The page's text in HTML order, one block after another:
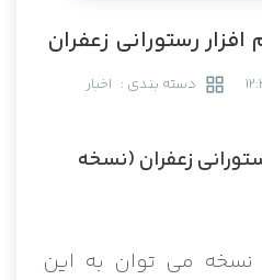
دسته بندی : اخبار
زعفران (نسخه
نسخه می توان به این